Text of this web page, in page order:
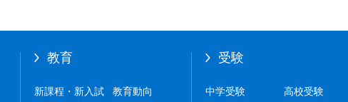
教育
新課程・新入試 教育動向
受験
中学受験 高校受験